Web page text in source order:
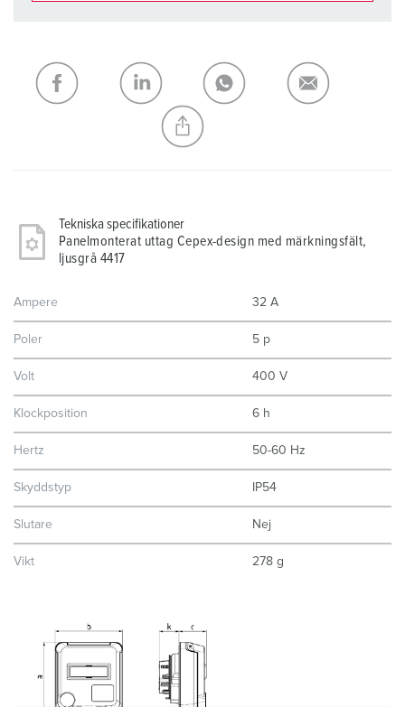
Min lista LÄGG TILL
SKAPA EN NY LISTA
Tekniska specifikationer
Panelmonterat uttag Cepex-design med märkningsfält,
ljusgrå 4417
Ampere 32 A
Poler 5 p
Volt 400 V
Klockposition 6 h
Hertz 50-60 Hz
Skyddstyp IP54
Slutare Nej
Vikt 278 g